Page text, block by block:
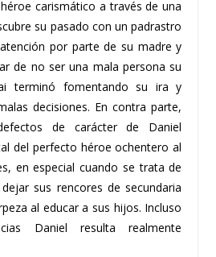
carismático a través de una
su pasado con un padrastro
por parte de su madre y
de no ser una mala persona su
terminó fomentando su ira y
decisiones. En contra parte,
de carácter de Daniel
del perfecto héroe ochentero al
en especial cuando se trata de
sus rencores de secundaria
al educar a sus hijos. Incluso
Daniel resulta realmente